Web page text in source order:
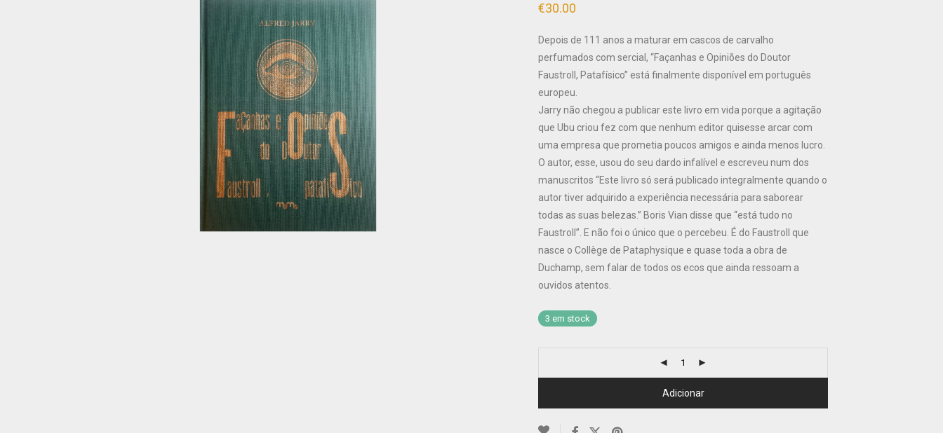
€30.00
Depois de 111 anos a maturar em cascos de carvalho
perfumados com sercial, “Façanhas e Opiniões do Doutor
Faustroll, Patafísico” está finalmente disponível em português
europeu.
Jarry não chegou a publicar este livro em vida porque a agitação
que Ubu criou fez com que nenhum editor quisesse arcar com
uma empresa que prometia poucos amigos e ainda menos lucro.
O autor, esse, usou do seu dardo infalível e escreveu num dos
manuscritos “Este livro só será publicado integralmente quando o
autor tiver adquirido a experiência necessária para saborear
todas as suas belezas.” Boris Vian disse que “está tudo no
Faustroll”. E não foi o único que o percebeu. É do Faustroll que
nasce o Collège de Pataphysique e quase toda a obra de
Duchamp, sem falar de todos os ecos que ainda ressoam a
ouvidos atentos.
3 em stock
Adicionar